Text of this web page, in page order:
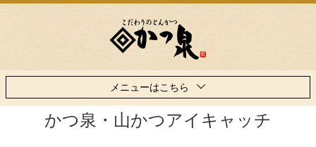
メニューはこちら
かつ泉・山かつアイキャッチ